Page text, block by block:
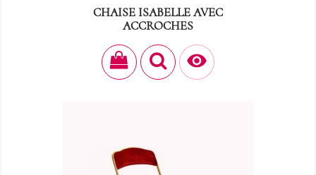
CHAISE ISABELLE AVEC
ACCROCHES
Prix
4,00 €
